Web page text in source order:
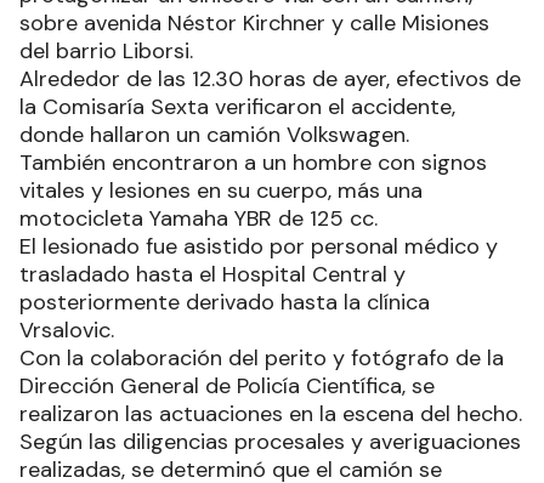
sobre avenida Néstor Kirchner y calle Misiones
del barrio Liborsi.
Alrededor de las 12.30 horas de ayer, efectivos de
la Comisaría Sexta verificaron el accidente,
donde hallaron un camión Volkswagen.
También encontraron a un hombre con signos
vitales y lesiones en su cuerpo, más una
motocicleta Yamaha YBR de 125 cc.
El lesionado fue asistido por personal médico y
trasladado hasta el Hospital Central y
posteriormente derivado hasta la clínica
Vrsalovic.
Con la colaboración del perito y fotógrafo de la
Dirección General de Policía Científica, se
realizaron las actuaciones en la escena del hecho.
Según las diligencias procesales y averiguaciones
realizadas, se determinó que el camión se